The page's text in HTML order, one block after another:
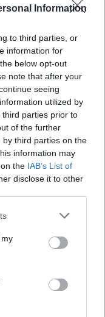
Information
to third parties, or
information for
below opt-out
note that after your
seeing
utilized by
parties prior to
of the further
third parties on the
information may
the IAB’s List of
disclose it to other
na które
powinien znać
quizie to 8
poprawisz ją?